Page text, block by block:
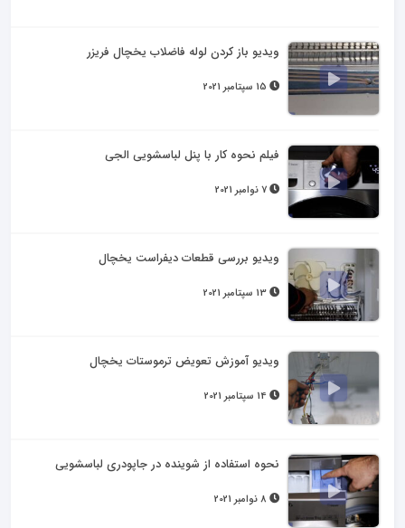
ویدیو باز کردن لوله فاضلاب یخچال فریزر
فیلم نحوه کار با پنل لباسشویی الجی
ویدیو بررسی قطعات دیفراست یخچال
ویدیو آموزش تعویض ترموستات یخچال
نحوه استفاده از شوینده در جاپودری لباسشویی